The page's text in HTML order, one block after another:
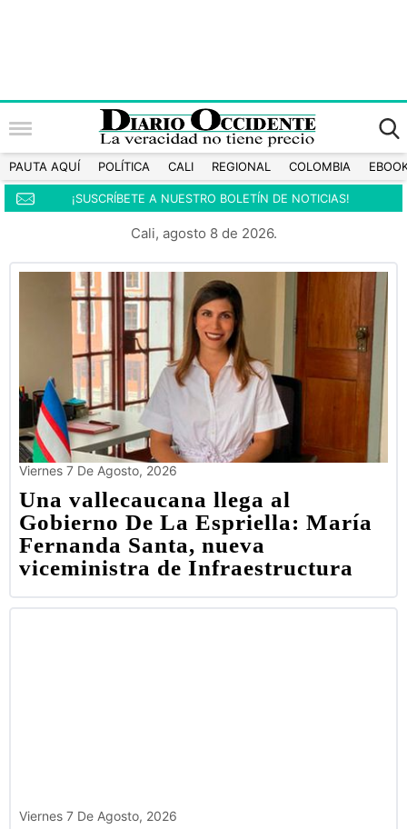
PAUTA AQUÍ POLÍTICA CALI REGIONAL COLOMBIA
¡SUSCRÍBETE A NUESTRO BOLETÍN DE NOTICIAS!
Cali, agosto 8 de 2026.
Viernes 7 De Agosto, 2026
Una vallecaucana llega al
Gobierno De La Espriella: María
Fernanda Santa, nueva
viceministra de Infraestructura
Viernes 7 De Agosto, 2026